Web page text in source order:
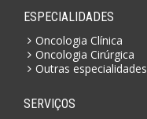
ESPECIALIDADES
Oncologia Clínica
Oncologia Cirúrgica
Outras especialidades
SERVIÇOS